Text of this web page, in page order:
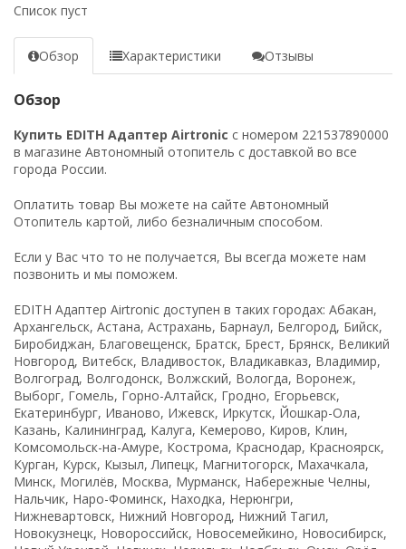
Список пуст
Обзор Характеристики Отзывы
Обзор
Купить EDITH Адаптер Airtronic с номером 221537890000
в магазине Автономный отопитель с доставкой во все
города России.
Оплатить товар Вы можете на сайте Автономный
Отопитель картой, либо безналичным способом.
Если у Вас что то не получается, Вы всегда можете нам
позвонить и мы поможем.
EDITH Адаптер Airtronic доступен в таких городах: Абакан,
Архангельск, Астана, Астрахань, Барнаул, Белгород, Бийск,
Биробиджан, Благовещенск, Братск, Брест, Брянск, Великий
Новгород, Витебск, Владивосток, Владикавказ, Владимир,
Волгоград, Волгодонск, Волжский, Вологда, Воронеж,
Выборг, Гомель, Горно-Алтайск, Гродно, Егорьевск,
Екатеринбург, Иваново, Ижевск, Иркутск, Йошкар-Ола,
Казань, Калининград, Калуга, Кемерово, Киров, Клин,
Комсомольск-на-Амуре, Кострома, Краснодар, Красноярск,
Курган, Курск, Кызыл, Липецк, Магнитогорск, Махачкала,
Минск, Могилёв, Москва, Мурманск, Набережные Челны,
Нальчик, Наро-Фоминск, Находка, Нерюнгри,
Нижневартовск, Нижний Новгород, Нижний Тагил,
Новокузнецк, Новороссийск, Новосемейкино, Новосибирск,